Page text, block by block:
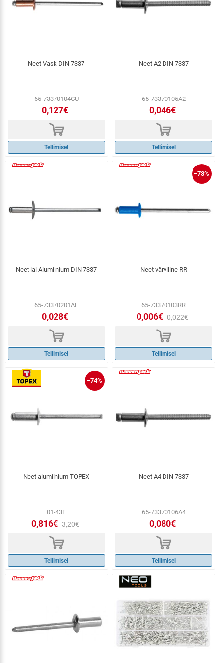
Neet Vask DIN 7337
65-73370104CU
0,127€
d
Tellimisel
Neet A2 DIN 7337
65-73370105A2
0,046€
d
Tellimisel
Neet lai Alumiinium DIN 7337
65-73370201AL
0,028€
d
Tellimisel
−73%
Neet värviline RR
65-73370103RR
0,006€ 0,022€
d
Tellimisel
−74%
Neet alumiinium TOPEX
01-43E
0,816€ 3,20€
d
Tellimisel
Neet A4 DIN 7337
65-73370106A4
0,080€
d
Tellimisel